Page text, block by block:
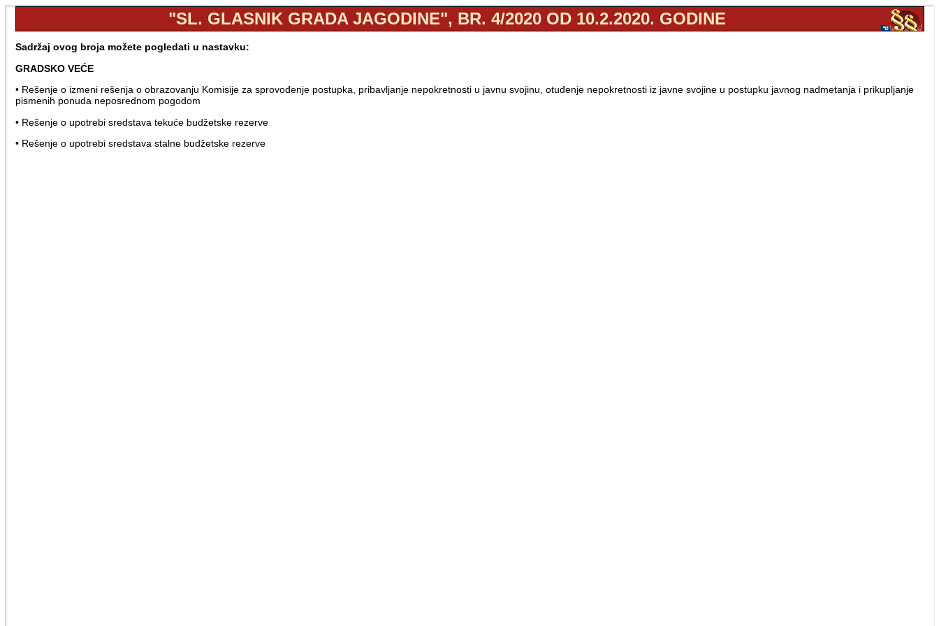
"SL. GLASNIK GRADA JAGODINE", BR. 4/2020 OD 10.2.2020. GODINE
Sadržaj ovog broja možete pogledati u nastavku:
GRADSKO VEĆE
• Rešenje o izmeni rešenja o obrazovanju Komisije za sprovođenje postupka, pribavljanje nepokretnosti u javnu svojinu, otuđenje nepokretnosti iz javne svojine u postupku javnog nadmetanja i prikupljanje
pismenih ponuda neposrednom pogodom
• Rešenje o upotrebi sredstava tekuće budžetske rezerve
• Rešenje o upotrebi sredstava stalne budžetske rezerve